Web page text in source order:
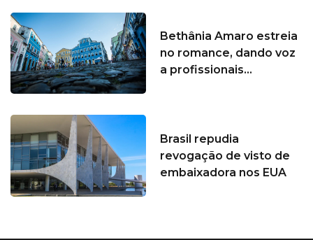
Bethânia Amaro estreia
no romance, dando voz
a profissionais...
Brasil repudia
revogação de visto de
embaixadora nos EUA